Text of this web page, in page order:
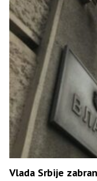
Vlada Srbije